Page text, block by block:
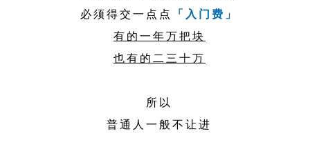
必须得交一点点 「入门费」
有的一年万把块
也有的二三十万
所以
普通人一般不让进